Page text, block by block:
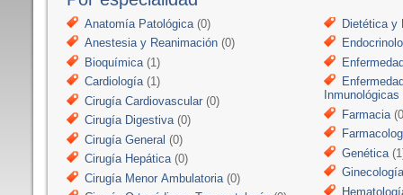
Anatomía Patológica(0)
Anestesia y Reanimación(0)
Bioquímica(1)
Cardiología(1)
Cirugía Cardiovascular(0)
Cirugía Digestiva(0)
Cirugía General (0)
Cirugía Hepática(0)
Cirugía Menor Ambulatoria(0)
Dietética y
Inmunológicas
Farmacia
Genética
Ginecología